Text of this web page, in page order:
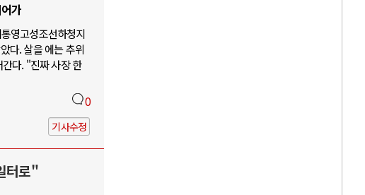
가
영고성조선하청지
다. 살을 에는 추위
다. "진짜 사장 한
0
기사수정
터로"